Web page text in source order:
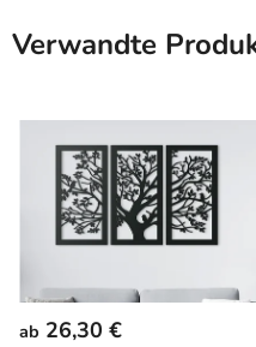
Verwandte
ab 26,30 €